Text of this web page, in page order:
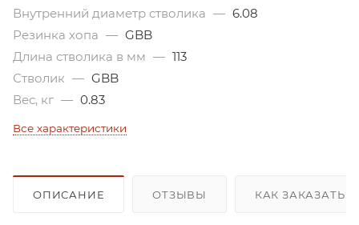
Внутренний диаметр стволика — 6.08
Резинка хопа — GBB
Длина стволика в мм — 113
Стволик — GBB
Вес, кг — 0.83
Все характеристики
ОПИСАНИЕ ОТЗЫВЫ КАК ЗАКАЗАТЬ